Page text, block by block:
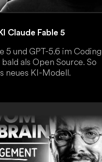
Claude Fable 5
5 und GPT-5.6 im
als Open Source. So
neues KI-Modell.